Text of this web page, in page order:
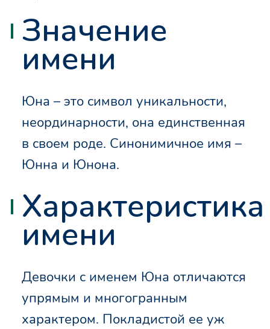
Значение
имени
Юна – это символ уникальности,
неординарности, она единственная
в своем роде. Синонимичное имя –
Юнна и Юнона.
Характеристика
имени
Девочки с именем Юна отличаются
упрямым и многогранным
характером. Покладистой ее уж